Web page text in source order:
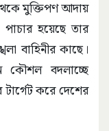
মুক্তিপণ আদায়
হয়েছে তার
বাহিনীর কাছে।
কৌশল বদলাচ্ছে
করে দেশের